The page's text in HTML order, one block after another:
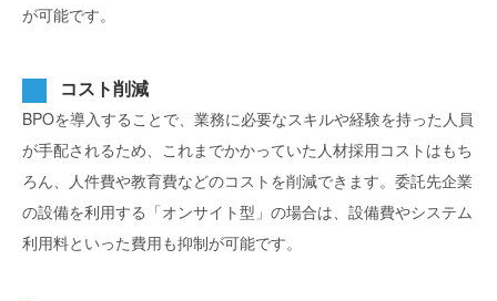
が可能です。
コスト削減
BPOを導入することで、業務に必要なスキルや経験を持った人員
が手配されるため、これまでかかっていた人材採用コストはもち
ろん、人件費や教育費などのコストを削減できます。委託先企業
の設備を利用する「オンサイト型」の場合は、設備費やシステム
利用料といった費用も抑制が可能です。